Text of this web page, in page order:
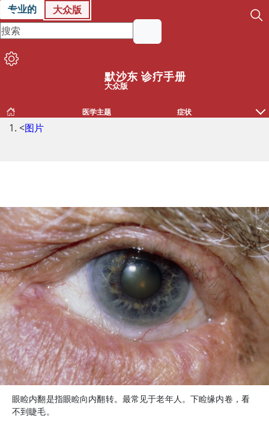
专业的 大众版
默沙东 诊疗手册
大众版
医学主题 症状
<图片
眼睑内翻是指眼睑向内翻转。最常见于老年人。下睑缘内卷，看
不到睫毛。